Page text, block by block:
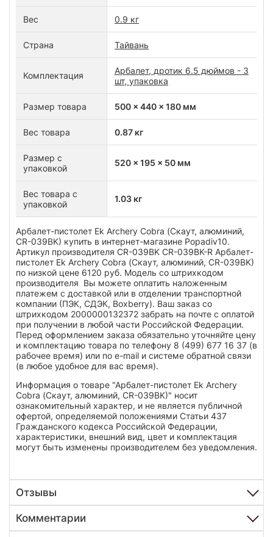
Вес 0.9 кг
Страна Тайвань
Комплектация
Арбалет, дротик 6.5 дюймов - 3
шт, упаковка
Размер товара 500 x 440 x 180 мм
Вес товара 0.87 кг
Размер с
упаковкой
520 x 195 x 50 мм
Вес товара с
упаковкой
1.03 кг
Арбалет-пистолет Ek Archery Cobra (Скаут, алюминий,
CR-039BK) купить в интернет-магазине Popadiv10.
Артикул производителя CR-039BK CR-039BK-R Арбалет-
пистолет Ek Archery Cobra (Скаут, алюминий, CR-039BK)
по низкой цене 6120 руб. Модель со штрихкодом
производителя Вы можете оплатить наложенным
платежем с доставкой или в отделении транспортной
компании (ПЭК, СДЭК, Boxberry). Ваш заказ со
штрихкодом 2000000132372 забрать на почте с оплатой
при получении в любой части Российской Федерации.
Перед оформлением заказа обязательно уточняйте цену
и комплектацию товара по телефону 8 (499) 677 16 37 (в
рабочее время) или по e-mail и системе обратной связи
(в любое удобное для вас время).
Информация о товаре "Арбалет-пистолет Ek Archery
Cobra (Скаут, алюминий, CR-039BK)" носит
ознакомительный характер, и не является публичной
офертой, определяемой положениями Статьи 437
Гражданского кодекса Российской Федерации,
характеристики, внешний вид, цвет и комплектация
могут быть изменены производителем без уведомления.
Отзывы
Комментарии